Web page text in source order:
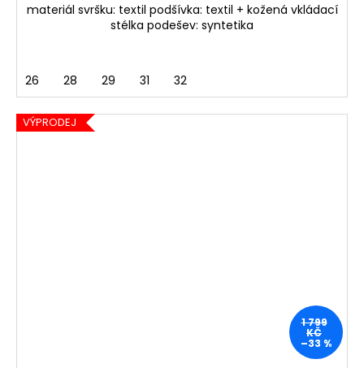
materiál svršku: textil podšívka: textil + kožená vkládací
stélka podešev: syntetika
26 28 29 31 32
VÝPRODEJ
1 799
KČ
–33 %